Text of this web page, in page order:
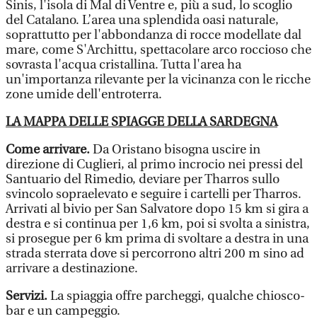
Sinis, l'isola di Mal di Ventre e, più a sud, lo scoglio
del Catalano. L’area una splendida oasi naturale,
soprattutto per l'abbondanza di rocce modellate dal
mare, come S'Archittu, spettacolare arco roccioso che
sovrasta l'acqua cristallina. Tutta l'area ha
un'importanza rilevante per la vicinanza con le ricche
zone umide dell'entroterra.
LA MAPPA DELLE SPIAGGE DELLA SARDEGNA
Come arrivare.Da Oristano bisogna uscire in
direzione di Cuglieri, al primo incrocio nei pressi del
Santuario del Rimedio, deviare per Tharros sullo
svincolo sopraelevato e seguire i cartelli per Tharros.
Arrivati al bivio per San Salvatore dopo 15 km si gira a
destra e si continua per 1,6 km, poi si svolta a sinistra,
si prosegue per 6 km prima di svoltare a destra in una
strada sterrata dove si percorrono altri 200 m sino ad
arrivare a destinazione.
Servizi.La spiaggia offre parcheggi, qualche chiosco-
bar e un campeggio.